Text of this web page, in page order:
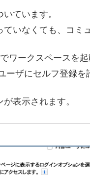
ています。
いなくても、コミ
ワークスペースを起
ザにセルフ登録を
表示されます。